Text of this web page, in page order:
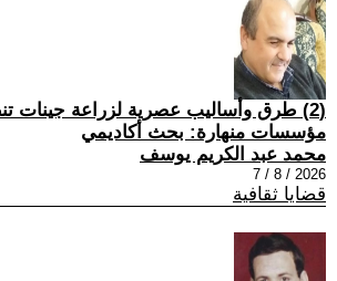
(2) طرق وأساليب عصرية لزراعة جينات
مؤسسات منهارة: بحث أكاديمي
محمد عبد الكريم يوسف
2026 / 8 / 7
قضايا ثقافية